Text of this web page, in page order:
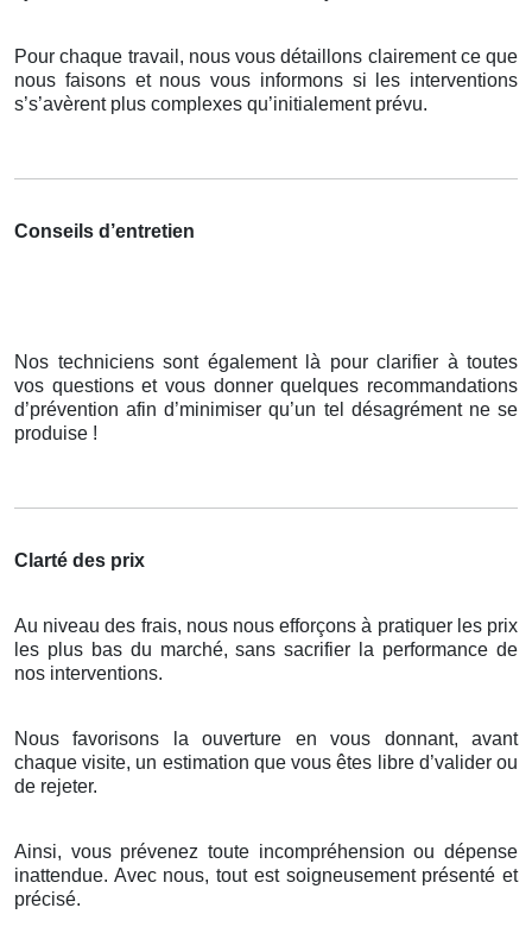
Pour chaque travail, nous vous détaillons clairement ce que
nous faisons et nous vous informons si les interventions
s’s’avèrent plus complexes qu’initialement prévu.
Conseils d’entretien
Nos techniciens sont également là pour clarifier à toutes
vos questions et vous donner quelques recommandations
d’prévention afin d’minimiser qu’un tel désagrément ne se
produise !
Clarté des prix
Au niveau des frais, nous nous efforçons à pratiquer les prix
les plus bas du marché, sans sacrifier la performance de
nos interventions.
Nous favorisons la ouverture en vous donnant, avant
chaque visite, un estimation que vous êtes libre d’valider ou
de rejeter.
Ainsi, vous prévenez toute incompréhension ou dépense
inattendue. Avec nous, tout est soigneusement présenté et
précisé.